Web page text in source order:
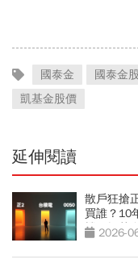
國泰金 國泰金
凱基金股價
延伸閱讀
散戶狂搶
買誰？10
檔」揭黃
2026-